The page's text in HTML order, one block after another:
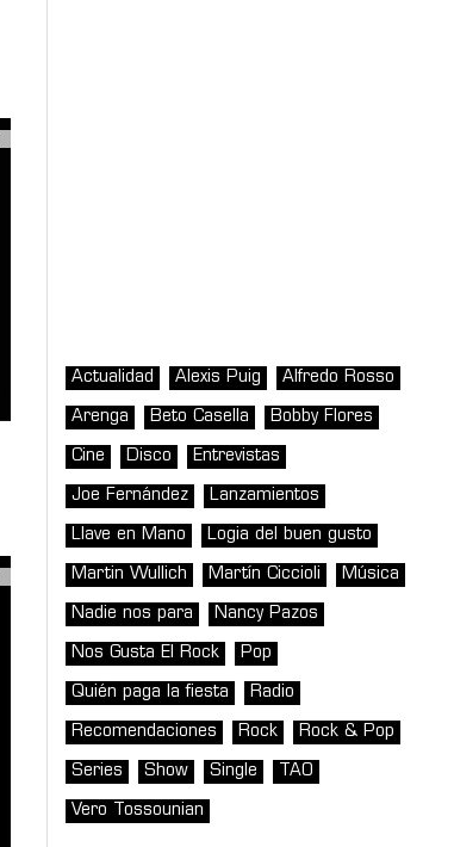
Actualidad Alexis Puig Alfredo Rosso
Arenga Beto Casella Bobby Flores
Cine Disco Entrevistas
Joe Fernández Lanzamientos
Llave en Mano Logia del buen gusto
Martin Wullich Martín Ciccioli Música
Nadie nos para Nancy Pazos
Nos Gusta El Rock Pop
Quién paga la fiesta Radio
Recomendaciones Rock Rock & Pop
Series Show Single TAO
Vero Tossounian